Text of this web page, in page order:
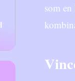
som